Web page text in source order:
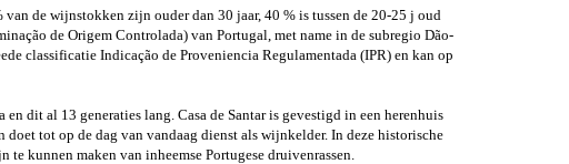
de wijnstokken zijn ouder dan 30 jaar, 40 % is tussen de 20-25 j oud
de Origem Controlada) van Portugal, met name in de subregio Dão-
classificatie Indicação de Proveniencia Regulamentada (IPR) en kan op
dit al 13 generaties lang. Casa de Santar is gevestigd in een herenhuis
tot op de dag van vandaag dienst als wijnkelder. In deze historische
kunnen maken van inheemse Portugese druivenrassen.